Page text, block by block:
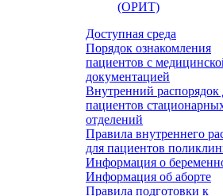
(ОРИТ)
Доступная среда
Порядок ознакомления
пациентов с
документацией
Внутренний распорядок
пациентов
отделений
Правила внутреннего
для пациентов
Информация о
Информация об аборте
Правила подготовки к